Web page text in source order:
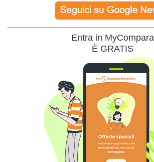
Entra in MyCompara
È GRATIS